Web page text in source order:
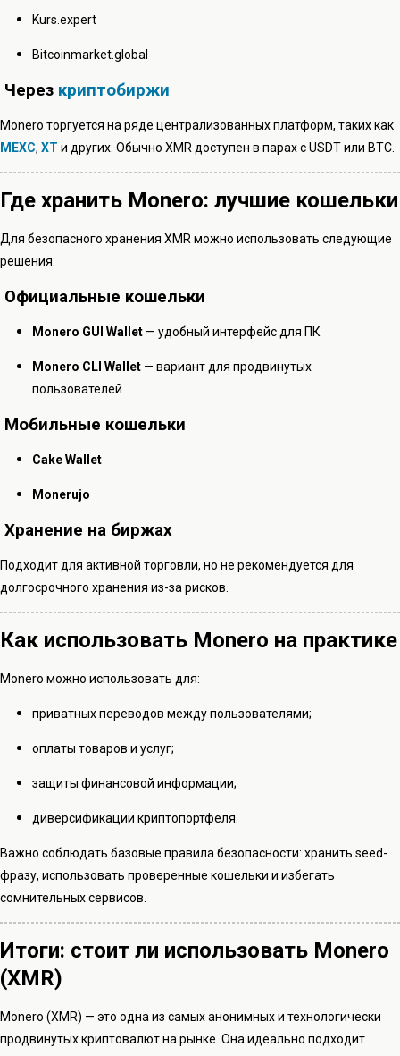
Kurs.expert
Bitcoinmarket.global
Через криптобиржи
Monero торгуется на ряде централизованных платформ, таких как
MEXC, XT и других. Обычно XMR доступен в парах с USDT или BTC.
Где хранить Monero: лучшие кошельки
Для безопасного хранения XMR можно использовать следующие
решения:
Официальные кошельки
Monero GUI Wallet— удобный интерфейс для ПК
Monero CLI Wallet— вариант для продвинутых
пользователей
Мобильные кошельки
Cake Wallet
Monerujo
Хранение на биржах
Подходит для активной торговли, но не рекомендуется для
долгосрочного хранения из-за рисков.
Как использовать Monero на практике
Monero можно использовать для:
приватных переводов между пользователями;
оплаты товаров и услуг;
защиты финансовой информации;
диверсификации криптопортфеля.
Важно соблюдать базовые правила безопасности: хранить seed-
фразу, использовать проверенные кошельки и избегать
сомнительных сервисов.
Итоги: стоит ли использовать Monero
(XMR)
Monero (XMR) — это одна из самых анонимных и технологически
продвинутых криптовалют на рынке. Она идеально подходит